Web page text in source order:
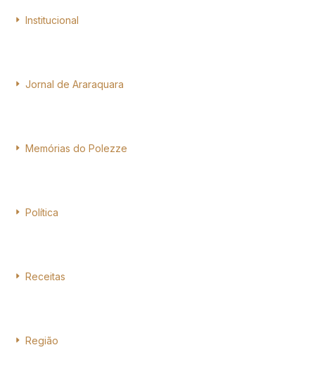
Institucional
Jornal de Araraquara
Memórias do Polezze
Política
Receitas
Região